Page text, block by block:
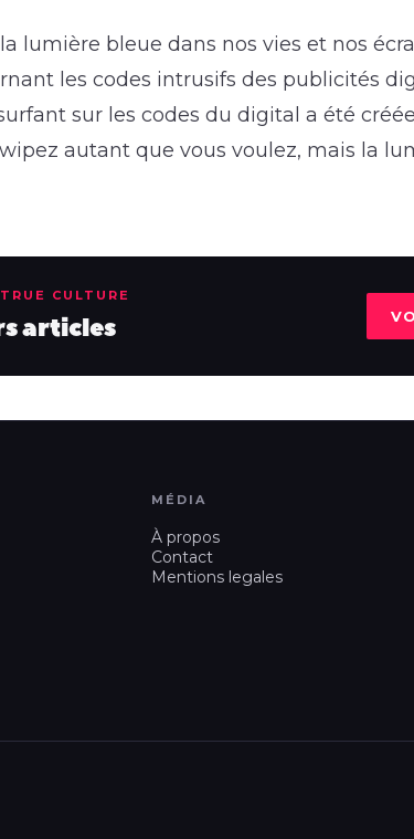
lumière bleue dans nos vies et nos
les codes intrusifs des publicités
sur les codes du digital a été
autant que vous voulez, mais la
CULTURE
articles
MÉDIA
À propos
Contact
Mentions legales